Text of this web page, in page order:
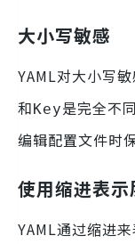
大小写敏感
YAML对大小写
和 Key是完全不
编辑配置文件时
使用缩进表示
YAML通过缩进